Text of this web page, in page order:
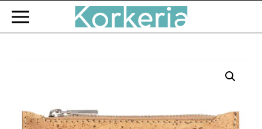
Zum Hauptinhalt springen